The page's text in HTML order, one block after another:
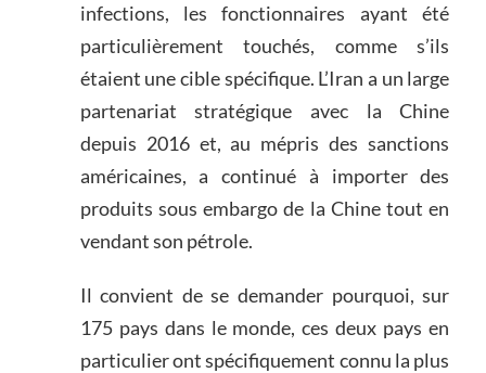
infections, les fonctionnaires ayant été
particulièrement touchés, comme s’ils
étaient une cible spécifique. L’Iran a un large
partenariat stratégique avec la Chine
depuis 2016 et, au mépris des sanctions
américaines, a continué à importer des
produits sous embargo de la Chine tout en
vendant son pétrole.
Il convient de se demander pourquoi, sur
175 pays dans le monde, ces deux pays en
particulier ont spécifiquement connu la plus